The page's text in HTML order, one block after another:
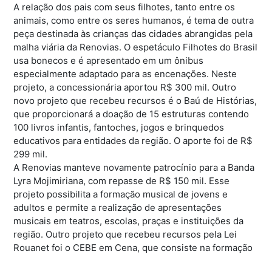
A relação dos pais com seus filhotes, tanto entre os
animais, como entre os seres humanos, é tema de outra
peça destinada às crianças das cidades abrangidas pela
malha viária da Renovias. O espetáculo Filhotes do Brasil
usa bonecos e é apresentado em um ônibus
especialmente adaptado para as encenações. Neste
projeto, a concessionária aportou R$ 300 mil. Outro
novo projeto que recebeu recursos é o Baú de Histórias,
que proporcionará a doação de 15 estruturas contendo
100 livros infantis, fantoches, jogos e brinquedos
educativos para entidades da região. O aporte foi de R$
299 mil.
A Renovias manteve novamente patrocínio para a Banda
Lyra Mojimiriana, com repasse de R$ 150 mil. Esse
projeto possibilita a formação musical de jovens e
adultos e permite a realização de apresentações
musicais em teatros, escolas, praças e instituições da
região. Outro projeto que recebeu recursos pela Lei
Rouanet foi o CEBE em Cena, que consiste na formação